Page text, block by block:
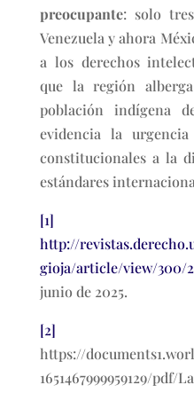
preocupante: solo
Venezuela y ahora
a los derechos
que la región
población indígena
evidencia la
constitucionales a la
estándares
[1]
http://
gioja/article/view/300/
junio de 2025.
[2]
https://
1651467999959129/